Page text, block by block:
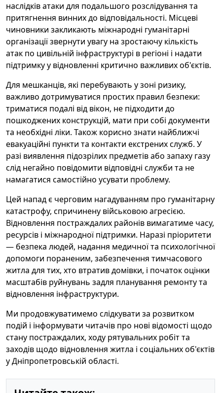
наслідків атаки для подальшого розслідування та
притягнення винних до відповідальності. Місцеві
чиновники закликають міжнародні гуманітарні
організації звернути увагу на зростаючу кількість
атак по цивільній інфраструктурі в регіоні і надати
підтримку у відновленні критично важливих об'єктів.
Для мешканців, які перебувають у зоні ризику,
важливо дотримуватися простих правил безпеки:
триматися подалі від вікон, не підходити до
пошкоджених конструкцій, мати при собі документи
та необхідні ліки. Також корисно знати найближчі
евакуаційні пункти та контакти екстрених служб. У
разі виявлення підозрілих предметів або запаху газу
слід негайно повідомити відповідні служби та не
намагатися самостійно усувати проблему.
Цей напад є черговим нагадуванням про гуманітарну
катастрофу, спричинену військовою агресією.
Відновлення постраждалих районів вимагатиме часу,
ресурсів і міжнародної підтримки. Наразі пріоритети
— безпека людей, надання медичної та психологічної
допомоги пораненим, забезпечення тимчасового
житла для тих, хто втратив домівки, і початок оцінки
масштабів руйнувань задля планування ремонту та
відновлення інфраструктури.
Ми продовжуватимемо слідкувати за розвитком
подій і інформувати читачів про нові відомості щодо
стану постраждалих, ходу рятувальних робіт та
заходів щодо відновлення житла і соціальних об'єктів
у Дніпропетровській області.